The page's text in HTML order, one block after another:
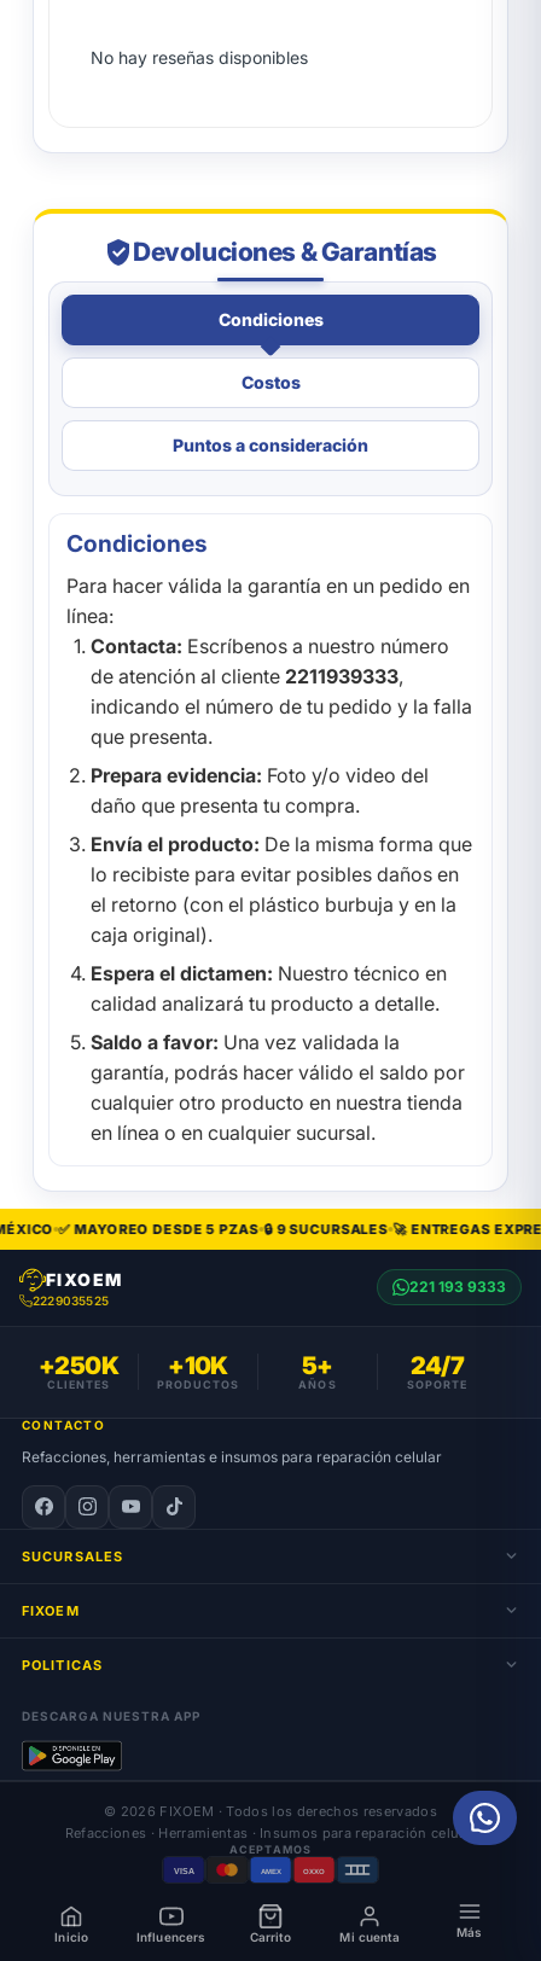
No hay reseñas disponibles
Devoluciones & Garantías
Condiciones
Costos
Puntos a consideración
Condiciones
Para hacer válida la garantía en un pedido en
línea:
Contacta: Escríbenos a nuestro número
de atención al cliente 2211939333,
indicando el número de tu pedido y la falla
que presenta.
Prepara evidencia: Foto y/o video del
daño que presenta tu compra.
Envía el producto: De la misma forma que
lo recibiste para evitar posibles daños en
el retorno (con el plástico burbuja y en la
caja original).
Espera el dictamen: Nuestro técnico en
calidad analizará tu producto a detalle.
Saldo a favor: Una vez validada la
garantía, podrás hacer válido el saldo por
cualquier otro producto en nuestra tienda
en línea o en cualquier sucursal.
✅ MAYOREO DESDE 5 PZAS 🔒 9 SUCURSALES 🚀 ENTREGAS
FIXOEM
2229035525
221 193 9333
+250K
CLIENTES
+10K
PRODUCTOS
5+
AÑOS
24/7
SOPORTE
CONTACTO
Refacciones, herramientas e insumos para reparación celular
SUCURSALES
FIXOEM
POLITICAS
DESCARGA NUESTRA APP
© 2026 FIXOEM · Todos los derechos reservados
Refacciones · Herramientas · Insumos para reparación celular
ACEPTAMOS
VISA AMEX OXXO
Inicio Influencers Carrito Mi cuenta Más